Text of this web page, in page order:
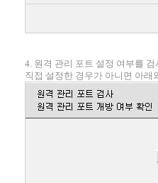
4. 원격 관리 포트 설정 여부를 검
직접 설정한 경우가 아니면 아래